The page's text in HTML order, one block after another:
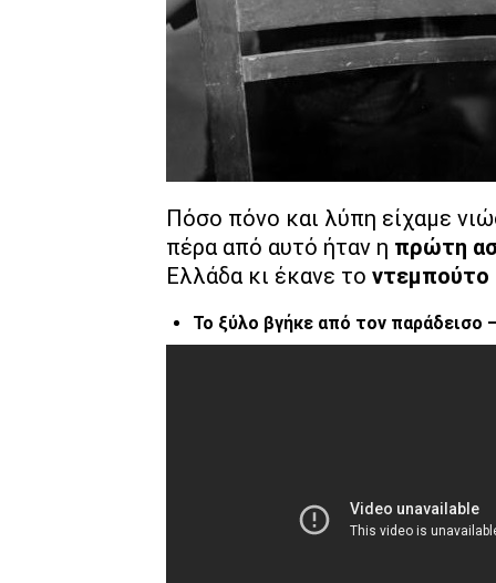
Πόσο πόνο και λύπη είχαμε
πέρα από αυτό ήταν η πρώτη
Ελλάδα κι έκανε το ντεμπούτο
Το ξύλο βγήκε από τον παράδεισο